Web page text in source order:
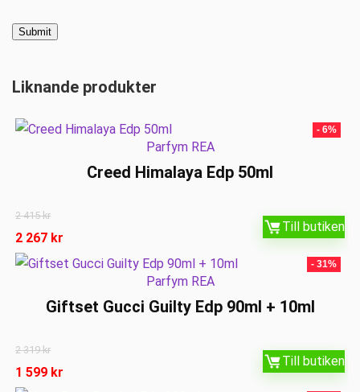
Liknande produkter
- 6%
Parfym REA
Creed Himalaya Edp 50ml
2 415kr
2 267 kr
Till butiken
- 31%
Parfym REA
Giftset Gucci Guilty Edp 90ml + 10ml
2 319kr
1 599 kr
Till butiken